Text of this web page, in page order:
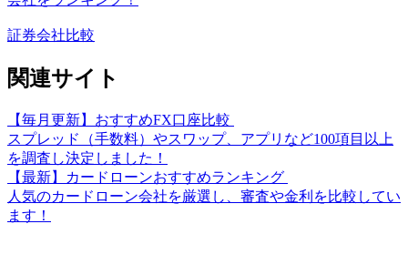
証券会社比較
関連サイト
【毎月更新】おすすめFX口座比較
スプレッド（手数料）やスワップ、アプリなど100項目以上
を調査し決定しました！
【最新】カードローンおすすめランキング
人気のカードローン会社を厳選し、審査や金利を比較してい
ます！